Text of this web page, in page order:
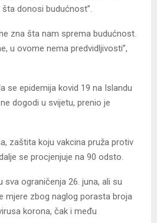
donosi budućnost”.
zna šta nam sprema budućnost.
u ovome nema predvidljivosti”,
se epidemija kovid 19 na Islandu
dogodi u svijetu, prenio je
zaštita koju vakcina pruža protiv
se procjenjuje na 90 odsto.
sva ograničenja 26. juna, ali su
mjere zbog naglog porasta broja
korona, čak i među